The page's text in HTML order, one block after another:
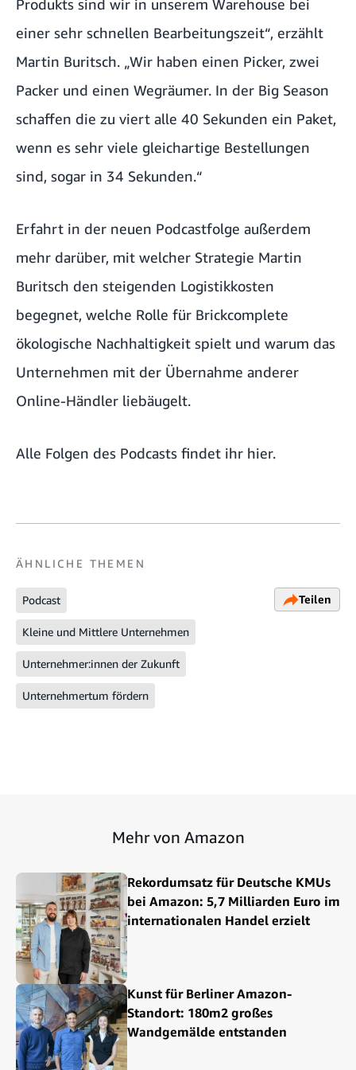
Produkts sind wir in unserem Warehouse bei
einer sehr schnellen Bearbeitungszeit“, erzählt
Martin Buritsch. „Wir haben einen Picker, zwei
Packer und einen Wegräumer. In der Big Season
schaffen die zu viert alle 40 Sekunden ein Paket,
wenn es sehr viele gleichartige Bestellungen
sind, sogar in 34 Sekunden.“
Erfahrt in der neuen Podcastfolge außerdem
mehr darüber, mit welcher Strategie Martin
Buritsch den steigenden Logistikkosten
begegnet, welche Rolle für Brickcomplete
ökologische Nachhaltigkeit spielt und warum das
Unternehmen mit der Übernahme anderer
Online-Händler liebäugelt.
Alle Folgen des Podcasts findet ihr hier.
ÄHNLICHE THEMEN
Podcast
Kleine und Mittlere Unternehmen
Unternehmer:innen der Zukunft
Unternehmertum fördern
Teilen
Mehr von Amazon
Rekordumsatz für Deutsche KMUs
bei Amazon: 5,7 Milliarden Euro im
internationalen Handel erzielt
Kunst für Berliner Amazon-
Standort: 180m2 großes
Wandgemälde entstanden